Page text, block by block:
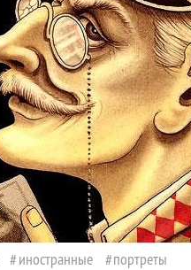
иностранные портреты